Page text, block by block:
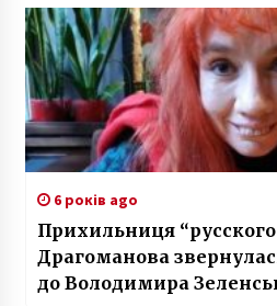
6 років ago
Прихильниця
Драгоманова
до Володимира